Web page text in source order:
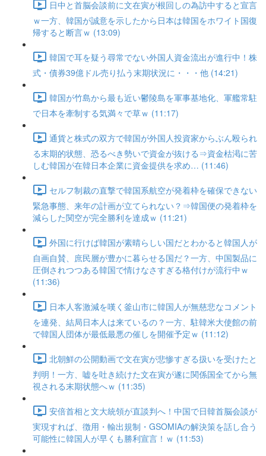
日中と首脳会談前に文在寅が根回しの為訪中すると宣言
ｗ一方、韓国が誠意を示したから日本は韓国をホワイト国復
帰すると断言ｗ (13:09)
韓国で耳を疑う尋常でない外国人資金流出が進行中！株
式・債券39億ドル売り払う末期状況に・・・他 (14:21)
韓国が竹島から最も近い鬱陵島を軍事基地化、軍艦常駐
で日本を牽制する気満々で草ｗ (11:17)
通貨と株式の双方で韓国が外国人投資家からぶん殴られ
る末期的状態、恐るべき勢いで資金が抜ける⇒資金枯渇に苦
しむ韓国が在韓日本企業に資金提供を求め… (11:46)
セルフ制裁の直撃で韓国系航空が発着枠を確保できない
緊急事態、来年の計画が立てられない？⇒韓国便の発着枠を
減らした関空が完全勝利を達成ｗ (11:21)
外国に行けば韓国が素晴らしい国だとわかると韓国人が
自画自賛、庶民層が豊かに暮らせる国だ？一方、中国製品に
圧倒されつつある韓国で情けなさすぎる格付けが流行中ｗ
(11:36)
日本人客激減を嘆く釜山市に韓国人が無慈悲なコメント
を連発、結局日本人は来ているの？一方、駐韓米大使館の前
で韓国人団体が最低最悪の催しを開催予定ｗ (11:12)
北朝鮮の公開動画で文在寅が悲惨すぎる扱いを受けたと
判明！一方、嘘を吐き続けた文在寅が遂に関係国全てから無
視される末期状態へｗ (11:35)
安倍首相と文大統領が直談判へ！中国で日韓首脳会談が
実現すれば、徴用・輸出規制・GSOMIAの解決策を話し合う
可能性に韓国人が早くも勝利宣言！ｗ (11:53)